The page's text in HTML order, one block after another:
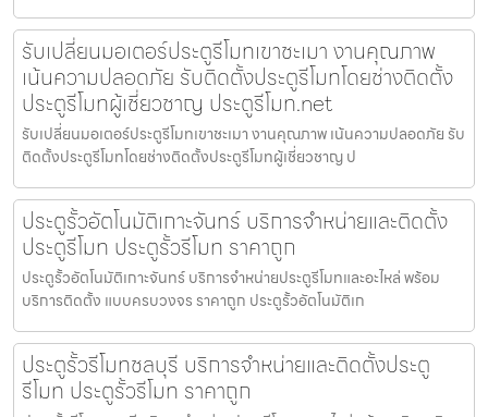
รับเปลี่ยนมอเตอร์ประตูรีโมทเขาชะเมา งานคุณภาพ
เน้นความปลอดภัย รับติดตั้งประตูรีโมทโดยช่างติดตั้ง
ประตูรีโมทผู้เชี่ยวชาญ ประตูรีโมท.net
รับเปลี่ยนมอเตอร์ประตูรีโมทเขาชะเมา งานคุณภาพ เน้นความปลอดภัย รับ
ติดตั้งประตูรีโมทโดยช่างติดตั้งประตูรีโมทผู้เชี่ยวชาญ ป
ประตูรั้วอัตโนมัติเกาะจันทร์ บริการจำหน่ายและติดตั้ง
ประตูรีโมท ประตูรั้วรีโมท ราคาถูก
ประตูรั้วอัตโนมัติเกาะจันทร์ บริการจำหน่ายประตูรีโมทและอะไหล่ พร้อม
บริการติดตั้ง แบบครบวงจร ราคาถูก ประตูรั้วอัตโนมัติเก
ประตูรั้วรีโมทชลบุรี บริการจำหน่ายและติดตั้งประตู
รีโมท ประตูรั้วรีโมท ราคาถูก